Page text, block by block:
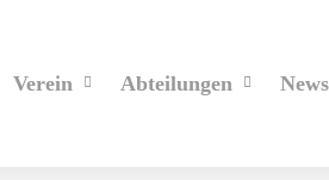
Verein Abteilungen News